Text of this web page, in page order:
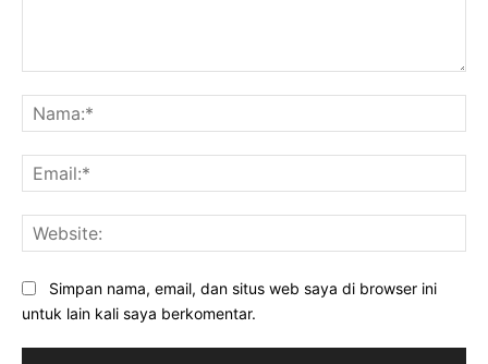
Simpan nama, email, dan situs web saya di browser ini
untuk lain kali saya berkomentar.